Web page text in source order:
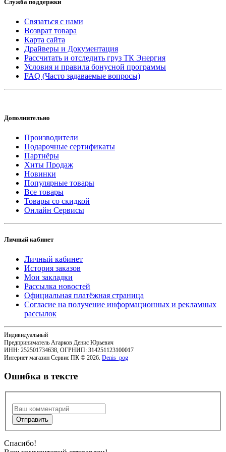
Служба поддержки
Связаться с нами
Возврат товара
Карта сайта
Драйверы и Документация
Рассчитать и отследить груз ТК Энергия
Условия и правила бонусной программы
FAQ (Часто задаваемые вопросы)
Дополнительно
Производители
Подарочные сертификаты
Партнёры
Хиты Продаж
Новинки
Популярные товары
Все товары
Товары со скидкой
Онлайн Сервисы
Личный кабинет
Личный кабинет
История заказов
Мои закладки
Рассылка новостей
Официальная платёжная страница
Согласие на получение информационных и рекламных
рассылок
Индивидуальный
Предприниматель Агарков Денис Юрьевич
ИНН: 252501734638, ОГРНИП: 314251123100017
Интернет магазин Сервис ПК © 2026. Denis_pog
Ошибка в тексте
Спасибо!